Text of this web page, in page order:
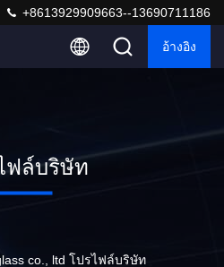
+8613929909663--13690711186
อ้างอิง
ฟล์บริษัท
co., ltd โปรไฟล์บริษัท